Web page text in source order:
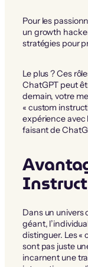
Pour les
un growth
stratégies pour
Le plus ? Ces
ChatGPT peut
demain, votre
« custom
expérience avec
faisant de
Dans un univers
géant,
distinguer. Les «
sont pas juste
incarnent une